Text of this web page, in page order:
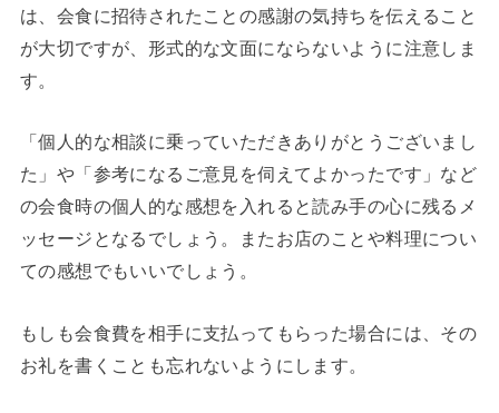
は、会食に招待されたことの感謝の気持ちを伝えること
が大切ですが、形式的な文面にならないように注意しま
す。
「個人的な相談に乗っていただきありがとうございまし
た」や「参考になるご意見を伺えてよかったです」など
の会食時の個人的な感想を入れると読み手の心に残るメ
ッセージとなるでしょう。またお店のことや料理につい
ての感想でもいいでしょう。
もしも会食費を相手に支払ってもらった場合には、その
お礼を書くことも忘れないようにします。